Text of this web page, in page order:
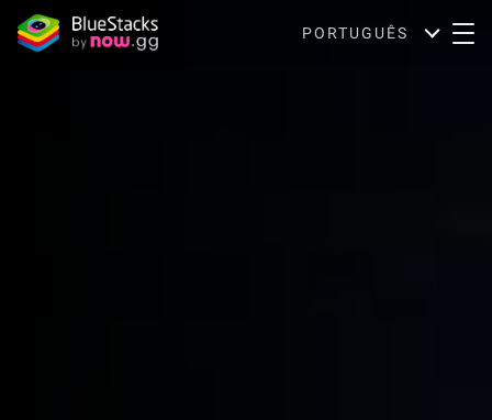
PORTUGUÊS